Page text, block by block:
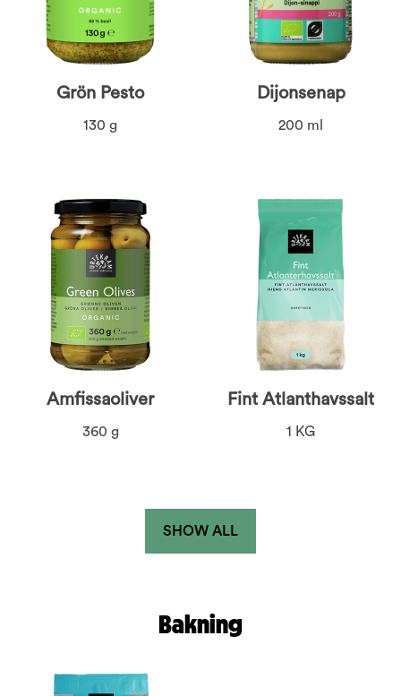
Grön Pesto
130 g
Dijonsenap
200 ml
Amfissaoliver
360 g
Fint Atlanthavssalt
1 KG
SHOW ALL
Bakning